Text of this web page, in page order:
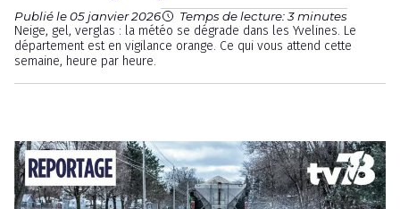
Publié le 05 janvier 2026 Temps de lecture: 3 minutes
Neige, gel, verglas : la météo se dégrade dans les Yvelines. Le
département est en vigilance orange. Ce qui vous attend cette
semaine, heure par heure.